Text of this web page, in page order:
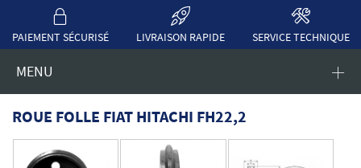
PAIEMENT SÉCURISÉ LIVRAISON RAPIDE SERVICE TECHNIQUE
MENU
ROUE FOLLE FIAT HITACHI FH22,2